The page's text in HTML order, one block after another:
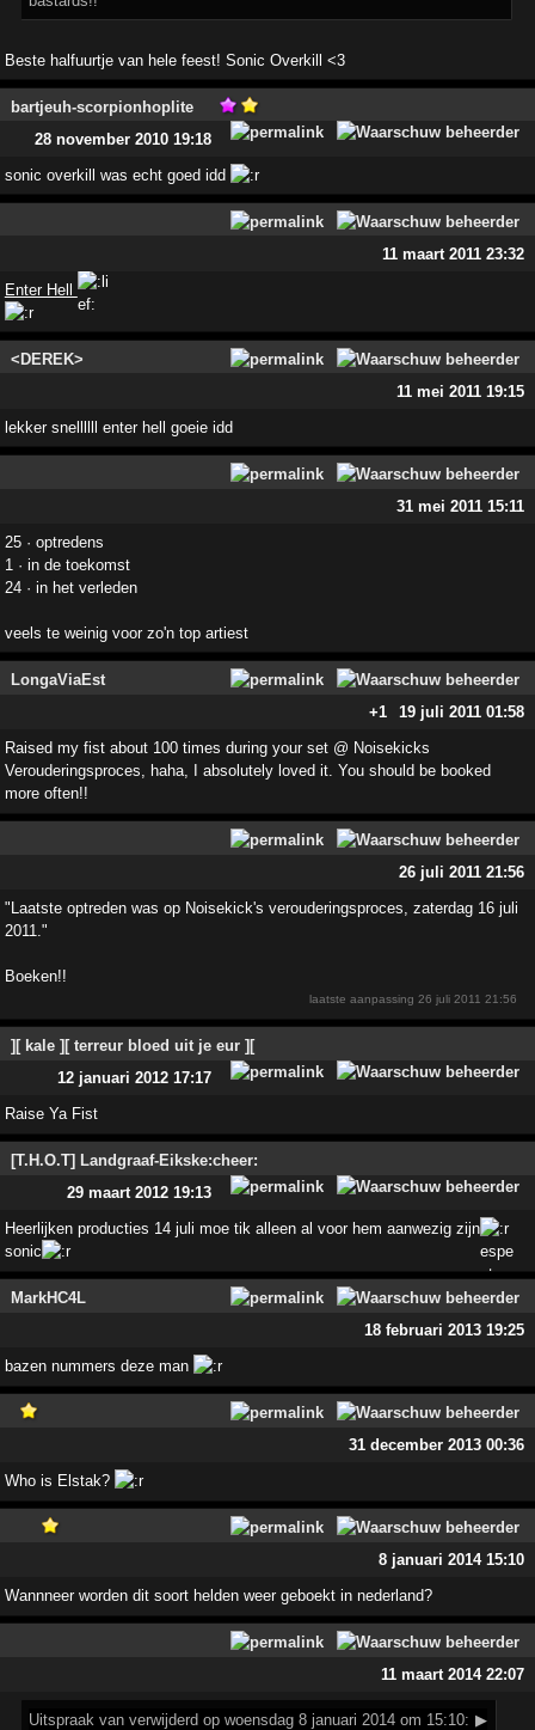
Beste halfuurtje van hele feest! Sonic Overkill <3
bartjeuh-scorpionhoplite
28 november 2010 19:18
sonic overkill was echt goed idd
11 maart 2011 23:32
Enter Hell
<DEREK>
11 mei 2011 19:15
lekker snellllll enter hell goeie idd
31 mei 2011 15:11
25 · optredens
1 · in de toekomst
24 · in het verleden
veels te weinig voor zo'n top artiest
LongaViaEst
+1
19 juli 2011 01:58
Raised my fist about 100 times during your set @ Noisekicks
Verouderingsproces, haha, I absolutely loved it. You should be booked
more often!!
26 juli 2011 21:56
"Laatste optreden was op Noisekick's verouderingsproces, zaterdag 16 juli
2011."
Boeken!!
laatste aanpassing26 juli 2011 21:56
][ kale ][ terreur bloed uit je eur ][
12 januari 2012 17:17
Raise Ya Fist
[T.H.O.T] Landgraaf-Eikske:cheer:
29 maart 2012 19:13
Heerlijken producties 14 juli moe tik alleen al voor hem aanwezig zijn
sonic
MarkHC4L
18 februari 2013 19:25
bazen nummers deze man
31 december 2013 00:36
Who is Elstak?
8 januari 2014 15:10
Wannneer worden dit soort helden weer geboekt in nederland?
11 maart 2014 22:07
Uitspraak van verwijderd op woensdag 8 januari 2014 om 15:10: ▶